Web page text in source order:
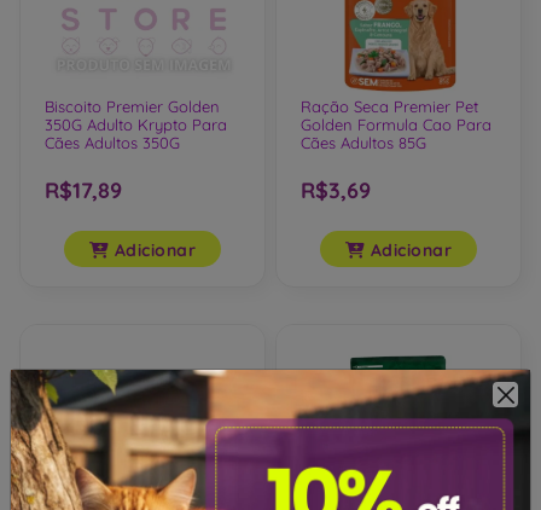
Biscoito Premier Golden
350G Adulto Krypto Para
Cães Adultos 350G
R$17,89
Adicionar
Ração Seca Premier Pet
Golden Formula Cao Para
Cães Adultos 85G
R$3,69
Adicionar